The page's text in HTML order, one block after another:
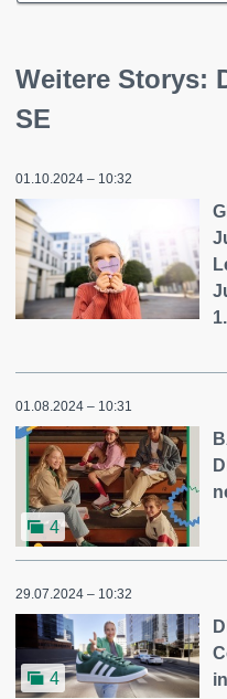
Weitere Storys:
SE
01.10.2024 – 10:32
01.08.2024 – 10:31
4
29.07.2024 – 10:32
4